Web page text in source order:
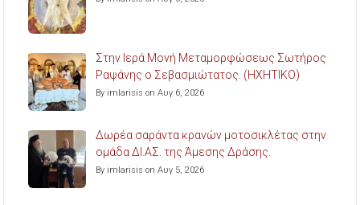
Στην Ιερά Μονή Μεταμορφώσεως Σωτήρος
Ραψάνης ο Σεβασμιώτατος. (ΗΧΗΤΙΚΟ)
By imlarisis on Αυγ 6, 2026
Δωρέα σαράντα κρανών μοτοσικλέτας στην
ομάδα ΔΙ.ΑΣ. της Άμεσης Δράσης.
By imlarisis on Αυγ 5, 2026